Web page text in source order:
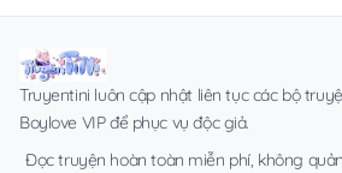
Truyentini luôn cập nhật liên tục các bộ
Boylove VIP để phục vụ độc giả.
Đọc truyện hoàn toàn miễn phí, không